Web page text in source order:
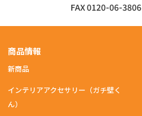
FAX 0120-06-3806
商品情報
新商品
インテリアアクセサリー（ガチ壁く
ん）